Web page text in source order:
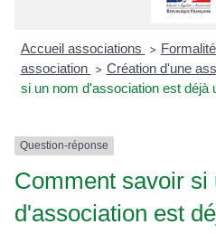
Accueil associations >
association > Création d'une
si un nom d'association est déjà
Question-réponse
Comment savoir si
d'association est